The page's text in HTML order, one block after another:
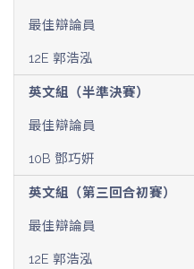
最佳辯論員
12E 郭浩泓
英文組（半準決賽）
最佳辯論員
10B 鄧巧姸
英文組（第三回合初賽）
最佳辯論員
12E 郭浩泓